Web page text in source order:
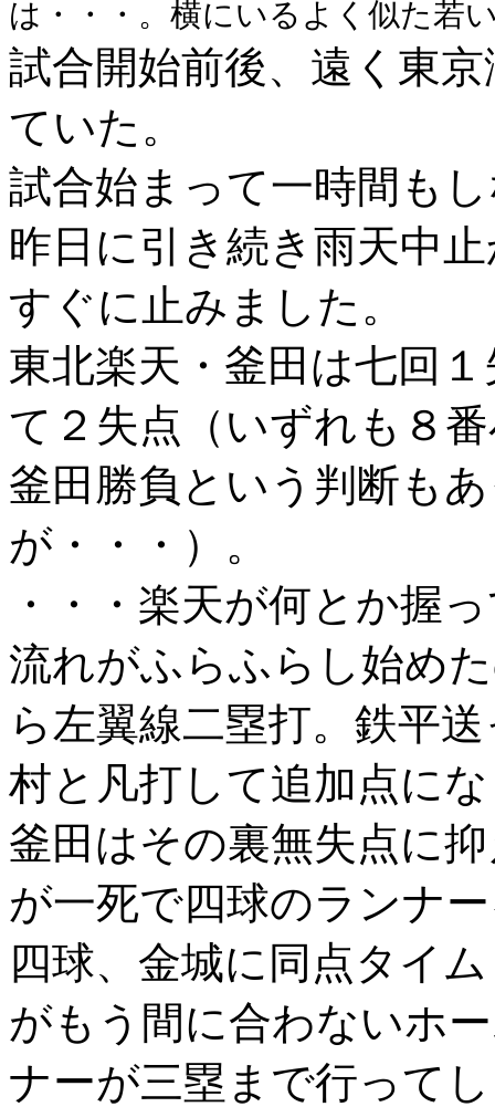
は・・・。横にいるよく似た若
試合開始前後、遠く東
ていた。
試合始まって一時間も
昨日に引き続き雨天中
すぐに止みました。
東北楽天・釜田は七回
て２失点（いずれも８
釜田勝負という判断も
が・・・）。
・・・楽天が何とか握
流れがふらふらし始め
ら左翼線二塁打。鉄平
村と凡打して追加点に
釜田はその裏無失点に
が一死で四球のランナ
四球、金城に同点タイ
がもう間に合わないホ
ナーが三塁まで行って